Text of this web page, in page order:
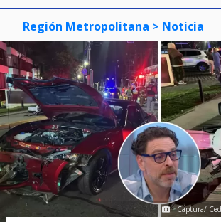
Región Metropolitana > Noticia
Captura/